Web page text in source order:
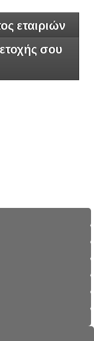
εταιριών
σου